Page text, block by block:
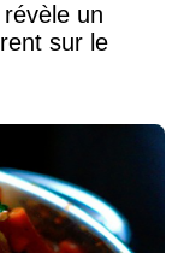
un
sur le